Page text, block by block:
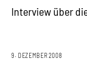
Interview über
9. DEZEMBER 2008